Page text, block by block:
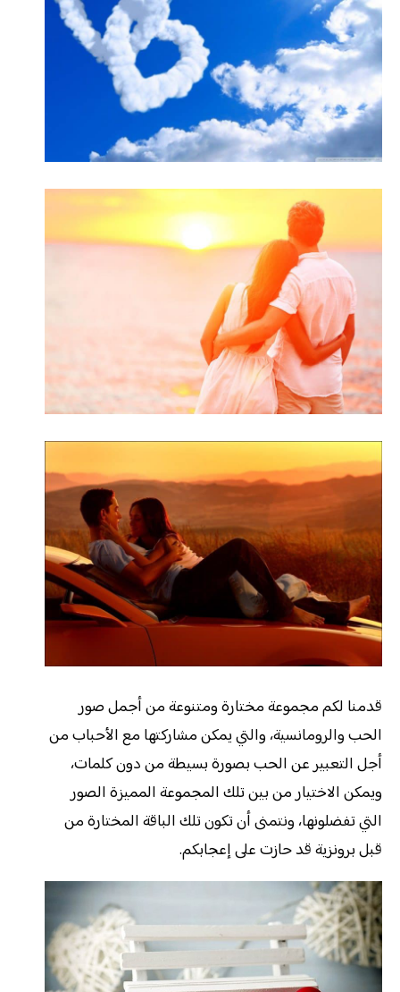
قدمنا لكم مجموعة مختارة ومتنوعة من أجمل صور
الحب والرومانسية، والتي يمكن مشاركتها مع الأحباب من
أجل التعبير عن الحب بصورة بسيطة من دون كلمات،
ويمكن الاختيار من بين تلك المجموعة المميزة الصور
التي تفضلونها، ونتمنى أن تكون تلك الباقة المختارة من
قبل برونزية قد حازت على إعجابكم.